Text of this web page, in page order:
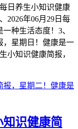
日养生小知识健康
2026年06月29日每
种生活态度！3、
，星期日！健康是一
小知识健康简报，
知识健康简